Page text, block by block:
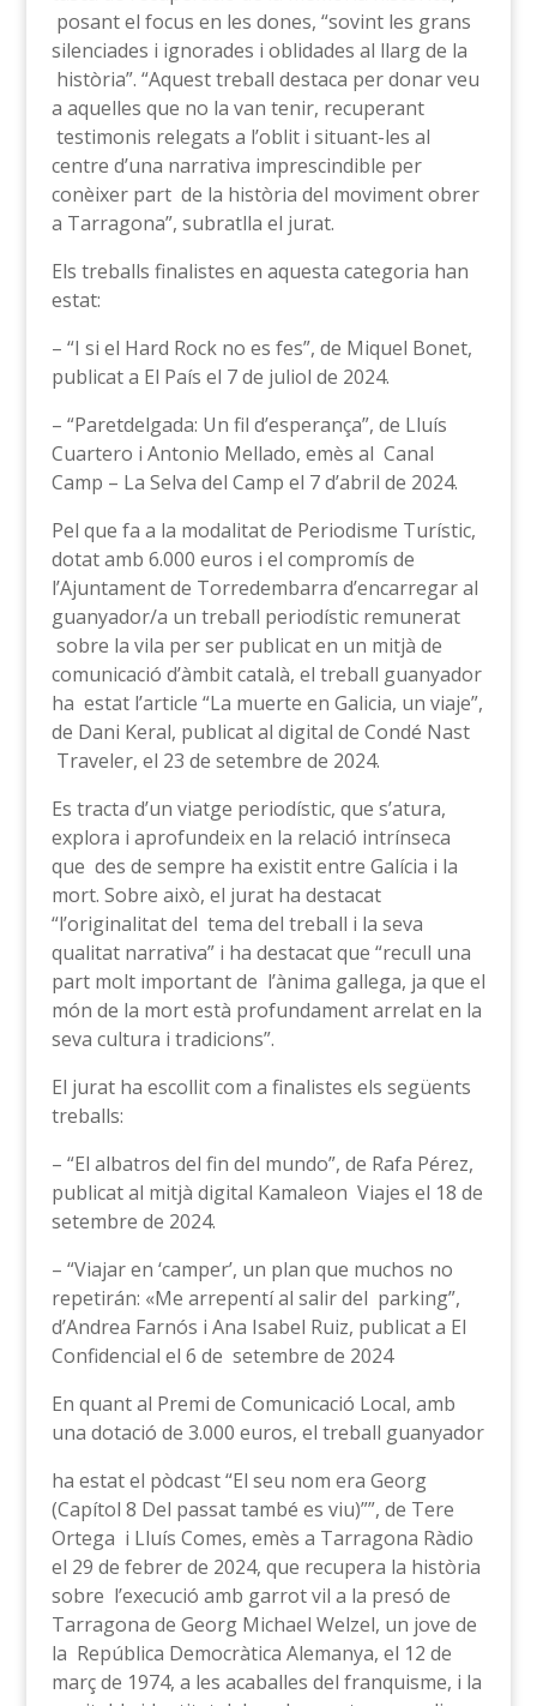
posant el focus en les dones, “sovint les grans
silenciades i ignorades i oblidades al llarg de la
història”. “Aquest treball destaca per donar veu
a aquelles que no la van tenir, recuperant
testimonis relegats a l’oblit i situant-les al
centre d’una narrativa imprescindible per
conèixer part de la història del moviment obrer
a Tarragona”, subratlla el jurat.
Els treballs finalistes en aquesta categoria han
estat:
– “I si el Hard Rock no es fes”, de Miquel Bonet,
publicat a El País el 7 de juliol de 2024.
– “Paretdelgada: Un fil d’esperança”, de Lluís
Cuartero i Antonio Mellado, emès al Canal
Camp – La Selva del Camp el 7 d’abril de 2024.
Pel que fa a la modalitat de Periodisme Turístic,
dotat amb 6.000 euros i el compromís de
l’Ajuntament de Torredembarra d’encarregar al
guanyador/a un treball periodístic remunerat
sobre la vila per ser publicat en un mitjà de
comunicació d’àmbit català, el treball guanyador
ha estat l’article “La muerte en Galicia, un viaje”,
de Dani Keral, publicat al digital de Condé Nast
Traveler, el 23 de setembre de 2024.
Es tracta d’un viatge periodístic, que s’atura,
explora i aprofundeix en la relació intrínseca
que des de sempre ha existit entre Galícia i la
mort. Sobre això, el jurat ha destacat
“l’originalitat del tema del treball i la seva
qualitat narrativa” i ha destacat que “recull una
part molt important de l’ànima gallega, ja que el
món de la mort està profundament arrelat en la
seva cultura i tradicions”.
El jurat ha escollit com a finalistes els següents
treballs:
– “El albatros del fin del mundo”, de Rafa Pérez,
publicat al mitjà digital Kamaleon Viajes el 18 de
setembre de 2024.
– “Viajar en ‘camper’, un plan que muchos no
repetirán: «Me arrepentí al salir del parking”,
d’Andrea Farnós i Ana Isabel Ruiz, publicat a El
Confidencial el 6 de setembre de 2024
En quant al Premi de Comunicació Local, amb
una dotació de 3.000 euros, el treball guanyador
ha estat el pòdcast “El seu nom era Georg
(Capítol 8 Del passat també es viu)””, de Tere
Ortega i Lluís Comes, emès a Tarragona Ràdio
el 29 de febrer de 2024, que recupera la història
sobre l’execució amb garrot vil a la presó de
Tarragona de Georg Michael Welzel, un jove de
la República Democràtica Alemanya, el 12 de
març de 1974, a les acaballes del franquisme, i la